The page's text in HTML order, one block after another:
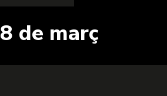
8 de març